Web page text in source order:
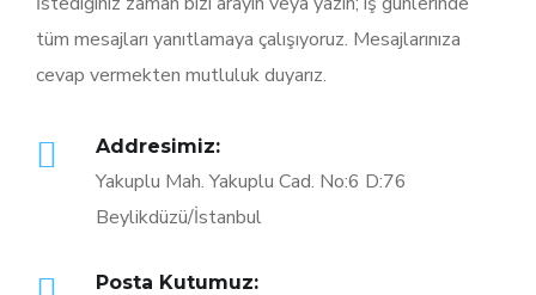
tüm mesajları yanıtlamaya çalışıyoruz. Mesajlarınıza
cevap vermekten mutluluk duyarız.
Addresimiz:
Yakuplu Mah. Yakuplu Cad. No:6 D:76
Beylikdüzü/İstanbul
Posta Kutumuz: